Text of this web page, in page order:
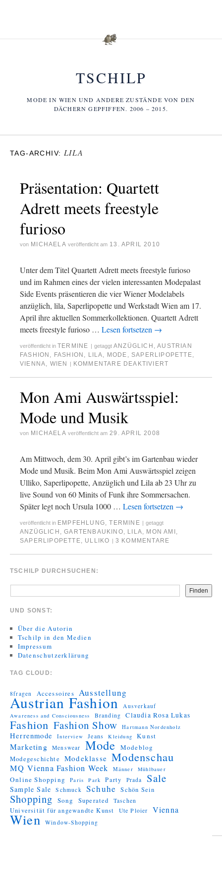
TSCHILP
MODE IN WIEN UND ANDERE ZUSTÄNDE VON DEN
DÄCHERN GEPFIFFEN. 2006 – 2015.
TAG-ARCHIV: LILA
Präsentation: Quartett
Adrett meets freestyle
furioso
von MICHAELA veröffentlicht am 13. APRIL 2010
Unter dem Titel Quartett Adrett meets freestyle furioso
und im Rahmen eines der vielen interessanten Modepalast
Side Events präsentieren die vier Wiener Modelabels
anzüglich, lila, Saperlipopette und Werkstadt Wien am 17.
April ihre aktuellen Sommerkollektionen. Quartett Adrett
meets freestyle furioso … Lesen fortsetzen →
veröffentlicht in TERMINE | getaggt ANZÜGLICH ,AUSTRIAN
FASHION , FASHION , LILA, MODE , SAPERLIPOPETTE,
VIENNA, WIEN | KOMMENTARE DEAKTIVIERT
Mon Ami Auswärtsspiel:
Mode und Musik
von MICHAELA veröffentlicht am 29. APRIL 2008
Am Mittwoch, dem 30. April gibt’s im Gartenbau wieder
Mode und Musik. Beim Mon Ami Auswärtsspiel zeigen
Ulliko, Saperlipopette, Anzüglich und Lila ab 23 Uhr zu
live Sound von 60 Minits of Funk ihre Sommersachen.
Später legt noch Ursula 1000 … Lesen fortsetzen →
veröffentlicht in EMPFEHLUNG,TERMINE | getaggt
ANZÜGLICH ,GARTENBAUKINO, LILA, MON AMI ,
SAPERLIPOPETTE, ULLIKO | 3 KOMMENTARE
TSCHILP DURCHSUCHEN:
Finden
UND SONST:
Über die Autorin
Tschilp in den Medien
Impressum
Datenschutzerklärung
TAG CLOUD:
8fragen Accessoires Ausstellung
Austrian Fashion Ausverkauf
Awareness and Consciousness Branding Claudia Rosa Lukas
Fashion Fashion Show Hartmann Nordenholz
Herrenmode Interview Jeans Kleidung Kunst
Marketing Menswear Mode Modeblog
Modegeschichte Modeklasse Modenschau
MQ Vienna Fashion Week Männer Mühlbauer
Online Shopping Paris Park Party Prada Sale
Sample Sale Schmuck Schuhe Schön Sein
Shopping Song Superated Taschen
Universität für angewandte Kunst Ute Ploier Vienna
Wien Window-Shopping